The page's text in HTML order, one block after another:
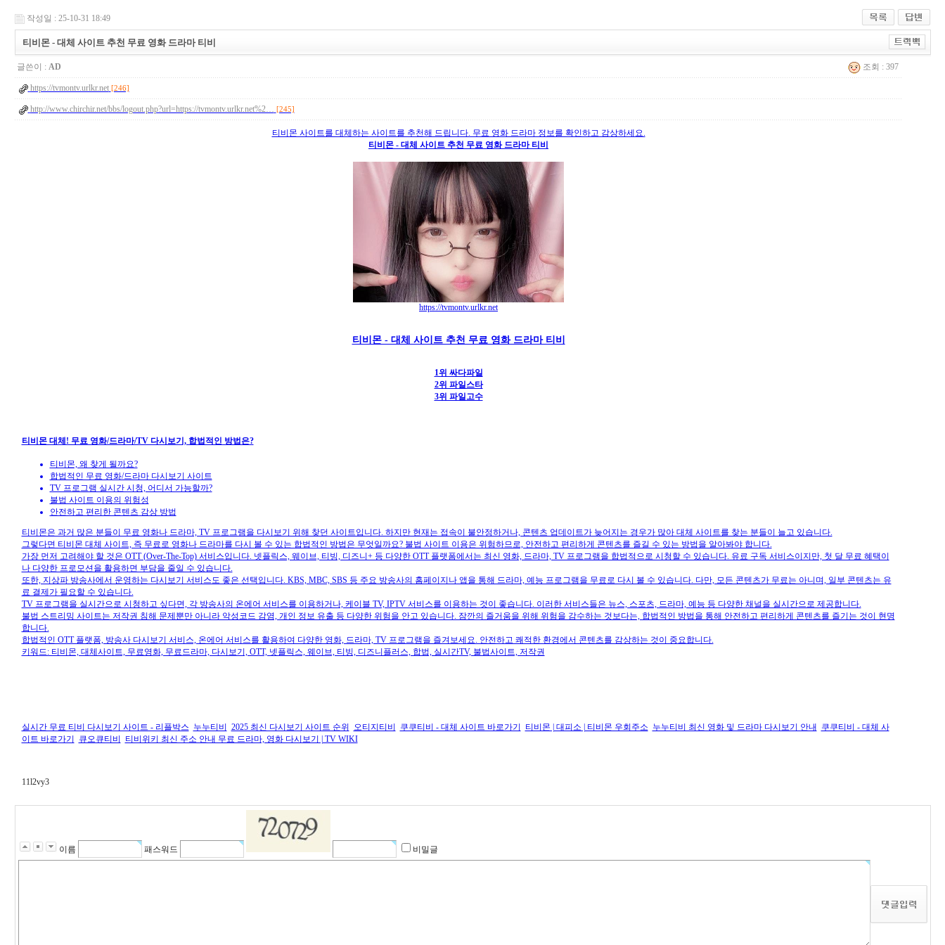
작성일 : 25-10-31 18:49
티비몬 - 대체 사이트 추천 무료 영화 드라마 티비
글쓴이 : AD 조회 : 397
https://tvmontv.urlkr.net [246]
http://www.chirchir.net/bbs/logout.php?url=https://tvmontv.urlkr.net%2… [245]
티비몬 사이트를 대체하는 사이트를 추천해 드립니다. 무료 영화 드라마 정보를 확인하고 감상하세요.
티비몬 - 대체 사이트 추천 무료 영화 드라마 티비
https://tvmontv.urlkr.net
티비몬 - 대체 사이트 추천 무료 영화 드라마 티비
1위 싸다파일
2위 파일스타
3위 파일고수
티비몬 대체! 무료 영화/드라마/TV 다시보기, 합법적인 방법은?
티비몬, 왜 찾게 될까요?
합법적인 무료 영화/드라마 다시보기 사이트
TV 프로그램 실시간 시청, 어디서 가능할까?
불법 사이트 이용의 위험성
안전하고 편리한 콘텐츠 감상 방법
티비몬은 과거 많은 분들이 무료 영화나 드라마, TV 프로그램을 다시보기 위해 찾던 사이트입니다. 하지만 현재는 접속이 불안정하거나, 콘텐츠 업데이트가 늦어지는 경우가 많아 대체 사이트를 찾는 분들이 늘고 있습니다.
그렇다면 티비몬 대체 사이트, 즉 무료로 영화나 드라마를 다시 볼 수 있는 합법적인 방법은 무엇일까요? 불법 사이트 이용은 위험하므로, 안전하고 편리하게 콘텐츠를 즐길 수 있는 방법을 알아봐야 합니다.
가장 먼저 고려해야 할 것은 OTT (Over-The-Top) 서비스입니다. 넷플릭스, 웨이브, 티빙, 디즈니+ 등 다양한 OTT 플랫폼에서는 최신 영화, 드라마, TV 프로그램을 합법적으로 시청할 수 있습니다. 유료 구독 서비스이지만, 첫 달 무료 혜택이
나 다양한 프로모션을 활용하면 부담을 줄일 수 있습니다.
또한, 지상파 방송사에서 운영하는 다시보기 서비스도 좋은 선택입니다. KBS, MBC, SBS 등 주요 방송사의 홈페이지나 앱을 통해 드라마, 예능 프로그램을 무료로 다시 볼 수 있습니다. 다만, 모든 콘텐츠가 무료는 아니며, 일부 콘텐츠는 유
료 결제가 필요할 수 있습니다.
TV 프로그램을 실시간으로 시청하고 싶다면, 각 방송사의 온에어 서비스를 이용하거나, 케이블 TV, IPTV 서비스를 이용하는 것이 좋습니다. 이러한 서비스들은 뉴스, 스포츠, 드라마, 예능 등 다양한 채널을 실시간으로 제공합니다.
불법 스트리밍 사이트는 저작권 침해 문제뿐만 아니라 악성코드 감염, 개인 정보 유출 등 다양한 위험을 안고 있습니다. 잠깐의 즐거움을 위해 위험을 감수하는 것보다는, 합법적인 방법을 통해 안전하고 편리하게 콘텐츠를 즐기는 것이 현명
합니다.
합법적인 OTT 플랫폼, 방송사 다시보기 서비스, 온에어 서비스를 활용하여 다양한 영화, 드라마, TV 프로그램을 즐겨보세요. 안전하고 쾌적한 환경에서 콘텐츠를 감상하는 것이 중요합니다.
키워드: 티비몬, 대체사이트, 무료영화, 무료드라마, 다시보기, OTT, 넷플릭스, 웨이브, 티빙, 디즈니플러스, 합법, 실시간TV, 불법사이트, 저작권
실시간 무료 티비 다시보기 사이트 - 리플박스 누누티비 2025 최신 다시보기 사이트 순위 오티지티비 쿠쿠티비 - 대체 사이트 바로가기 티비몬 | 대피소 | 티비몬 우회주소 누누티비 최신 영화 및 드라마 다시보기 안내
쿠쿠티비 - 대체 사
이트 바로가기
큐오큐티비 티비위키 최신 주소 안내 무료 드라마, 영화 다시보기 | TV WIKI
11l2vy3
이름 패스워드 비밀글